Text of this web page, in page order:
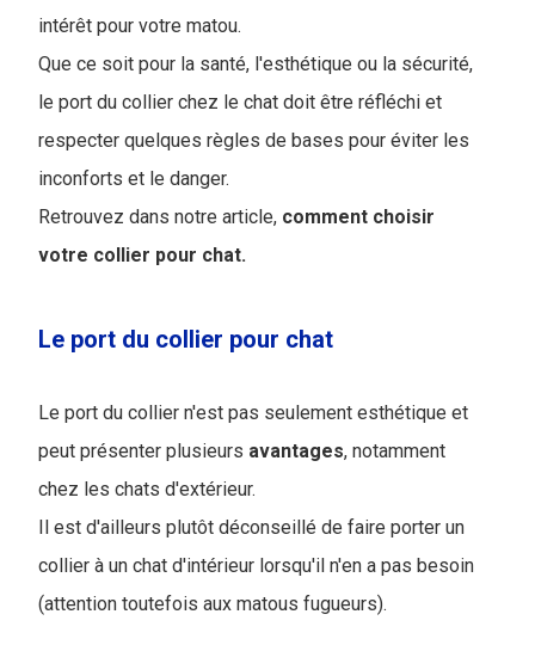
intérêt pour votre matou.
Que ce soit pour la santé, l'esthétique ou la sécurité,
le port du collier chez le chat doit être réfléchi et
respecter quelques règles de bases pour éviter les
inconforts et le danger.
Retrouvez dans notre article, comment choisir
votre collier pour chat.
Le port du collier pour chat
Le port du collier n'est pas seulement esthétique et
peut présenter plusieurs avantages, notamment
chez les chats d'extérieur.
Il est d'ailleurs plutôt déconseillé de faire porter un
collier à un chat d'intérieur lorsqu'il n'en a pas besoin
(attention toutefois aux matous fugueurs).